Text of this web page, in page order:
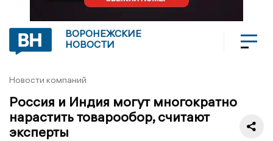
ВОРОНЕЖСКИЕ
НОВОСТИ
Новости компаний
Россия и Индия могут многократно
нарастить товарообор, считают
эксперты